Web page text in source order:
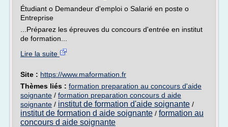
Étudiant o Demandeur d'emploi o Salarié en poste o
Entreprise
...Préparez les épreuves du concours d'entrée en institut
de formation...
Lire la suite
Site : https://www.maformation.fr
Thèmes liés : formation preparation au concours d'aide
soignante / formation preparation concours d aide
soignante / institut de formation d'aide soignante /
institut de formation d aide soignante / formation au
concours d aide soignante